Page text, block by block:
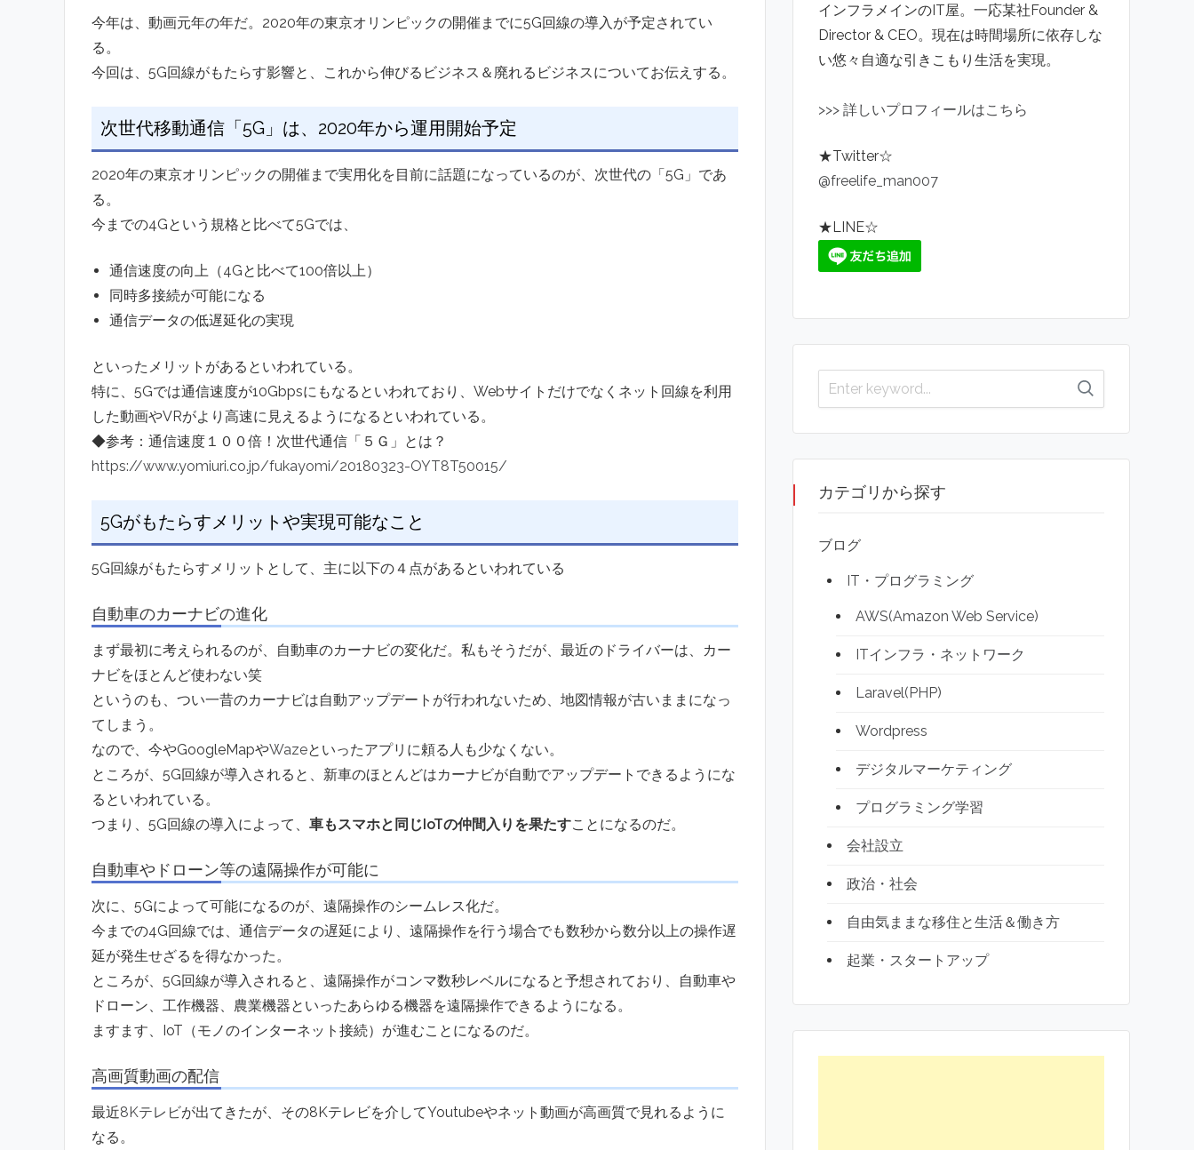
今年は、動画元年の年だ。2020年の東京オリンピックの開催までに5G回線の導入が予定されてい
る。
今回は、5G回線がもたらす影響と、これから伸びるビジネス＆廃れるビジネスについてお伝えする。
次世代移動通信「5G」は、2020年から運用開始予定
2020年の東京オリンピックの開催まで実用化を目前に話題になっているのが、次世代の「5G」であ
る。
今までの4Gという規格と比べて5Gでは、
通信速度の向上（4Gと比べて100倍以上）
同時多接続が可能になる
通信データの低遅延化の実現
といったメリットがあるといわれている。
特に、5Gでは通信速度が10Gbpsにもなるといわれており、Webサイトだけでなくネット回線を利用
した動画やVRがより高速に見えるようになるといわれている。
◆参考：通信速度１００倍！次世代通信「５Ｇ」とは？
https://www.yomiuri.co.jp/fukayomi/20180323-OYT8T50015/
5Gがもたらすメリットや実現可能なこと
5G回線がもたらすメリットとして、主に以下の４点があるといわれている
自動車のカーナビの進化
まず最初に考えられるのが、自動車のカーナビの変化だ。私もそうだが、最近のドライバーは、カー
ナビをほとんど使わない笑
というのも、つい一昔のカーナビは自動アップデートが行われないため、地図情報が古いままになっ
てしまう。
なので、今やGoogleMapやWazeといったアプリに頼る人も少なくない。
ところが、5G回線が導入されると、新車のほとんどはカーナビが自動でアップデートできるようにな
るといわれている。
つまり、5G回線の導入によって、 車もスマホと同じIoTの仲間入りを果たすことになるのだ。
自動車やドローン等の遠隔操作が可能に
次に、5Gによって可能になるのが、遠隔操作のシームレス化だ。
今までの4G回線では、通信データの遅延により、遠隔操作を行う場合でも数秒から数分以上の操作遅
延が発生せざるを得なかった。
ところが、5G回線が導入されると、遠隔操作がコンマ数秒レベルになると予想されており、自動車や
ドローン、工作機器、農業機器といったあらゆる機器を遠隔操作できるようになる。
ますます、IoT（モノのインターネット接続）が進むことになるのだ。
高画質動画の配信
最近8Kテレビが出てきたが、その8Kテレビを介してYoutubeやネット動画が高画質で見れるように
なる。
インフラメインのIT屋。一応某社Founder &
Director & CEO。現在は時間場所に依存しな
い悠々自適な引きこもり生活を実現。
>>> 詳しいプロフィールはこちら
★Twitter☆
@freelife_man007
★LINE☆
カテゴリから探す
ブログ
IT・プログラミング
AWS(Amazon Web Service)
ITインフラ・ネットワーク
Laravel(PHP)
Wordpress
デジタルマーケティング
プログラミング学習
会社設立
政治・社会
自由気ままな移住と生活＆働き方
起業・スタートアップ